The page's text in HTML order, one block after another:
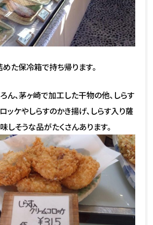
た保冷箱で持ち帰ります。
ん、茅ヶ崎で加工した干物の他、しらす
ッケやしらすのかき揚げ、しらす入り薩
しそうな品がたくさんあります。